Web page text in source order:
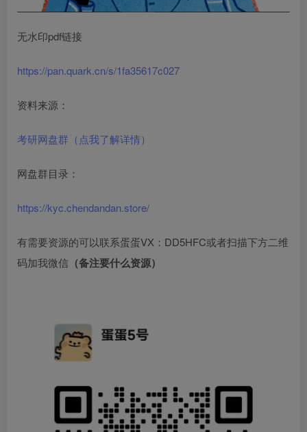
无水印pdf链接
https://pan.quark.cn/s/1fa35617c027
资料来源：
考研网盘群（点我了解详情）
网盘群目录：
https://kyc.chendandan.store/
有需要资源的可以联系蛋蛋VX：DD5HFC或者扫描下方二维
码加我微信 （备注要什么资源）